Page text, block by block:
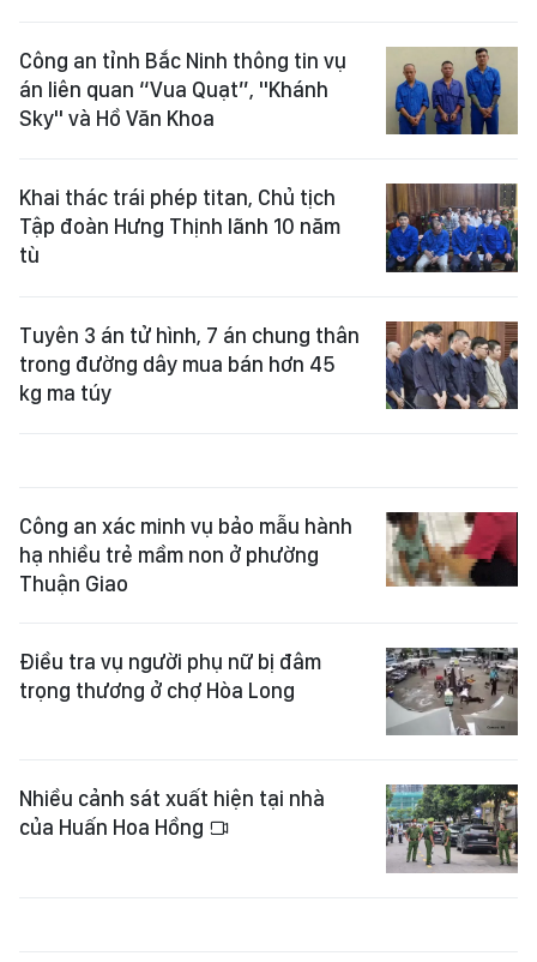
Công an tỉnh Bắc Ninh thông tin vụ
án liên quan “Vua Quạt”, "Khánh
Sky" và Hồ Văn Khoa
Khai thác trái phép titan, Chủ tịch
Tập đoàn Hưng Thịnh lãnh 10 năm
tù
Tuyên 3 án tử hình, 7 án chung thân
trong đường dây mua bán hơn 45
kg ma túy
Công an xác minh vụ bảo mẫu hành
hạ nhiều trẻ mầm non ở phường
Thuận Giao
Điều tra vụ người phụ nữ bị đâm
trọng thương ở chợ Hòa Long
Nhiều cảnh sát xuất hiện tại nhà
của Huấn Hoa Hồng